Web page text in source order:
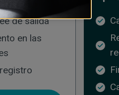
de salida
en las